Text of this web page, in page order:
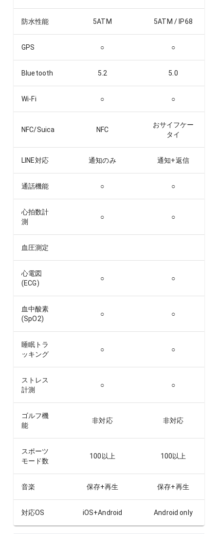
防水性能 5ATM 5ATM / IP68
GPS ○ ○
Bluetooth 5.2 5.0
Wi-Fi ○ ○
NFC/Suica NFC
おサイフケー
タイ
LINE対応 通知のみ 通知+返信
通話機能 ○ ○
心拍数計
測
○ ○
血圧測定
心電図
(ECG)
○ ○
血中酸素
(SpO2)
○ ○
睡眠トラ
ッキング
○ ○
ストレス
計測
○ ○
ゴルフ機
能
非対応 非対応
スポーツ
モード数
100以上 100以上
音楽 保存+再生 保存+再生
対応OS iOS+Android Android only